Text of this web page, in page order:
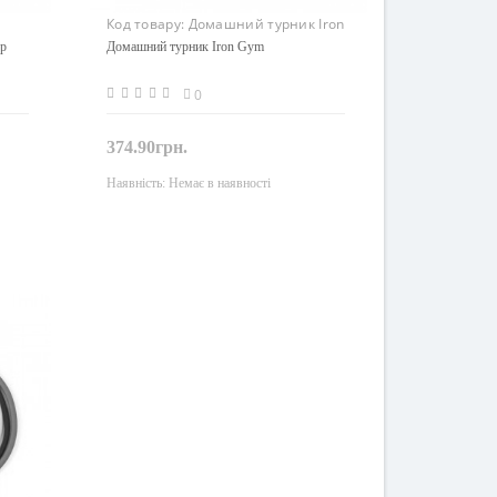
Код товару: Домашний турник Iron
Gym
Домашний турник Iron Gym
0
374.90грн.
Закінчився
Наявність: Немає в наявності